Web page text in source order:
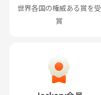
世界各国の権威ある賞を受
賞